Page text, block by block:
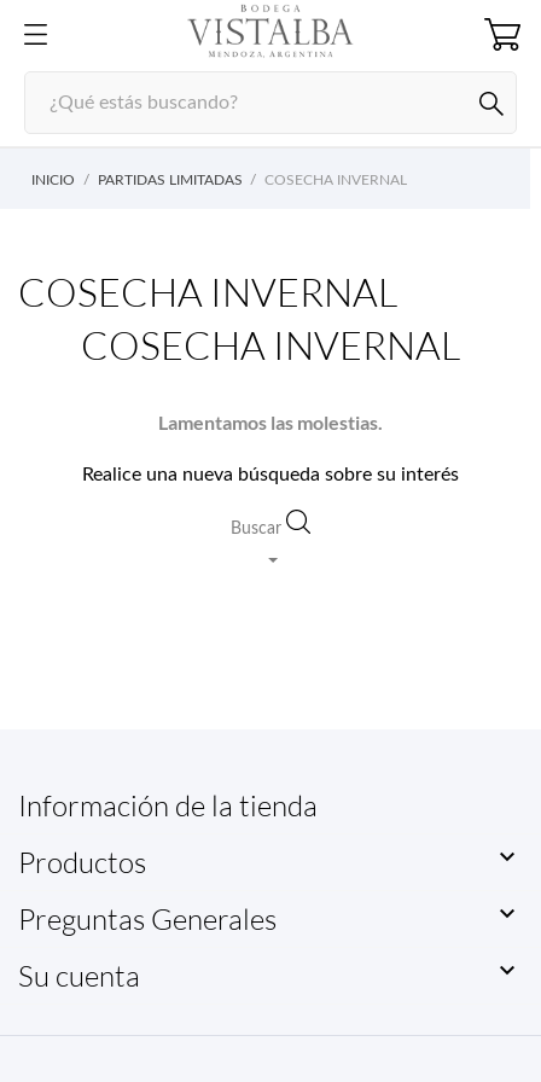
INICIO PARTIDAS LIMITADAS COSECHA INVERNAL
COSECHA INVERNAL
COSECHA INVERNAL
Lamentamos las molestias.
Realice una nueva búsqueda sobre su interés
Buscar
Información de la tienda
Productos

Preguntas Generales 
Su cuenta 